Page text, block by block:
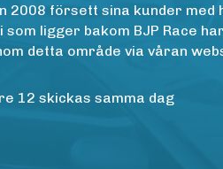
2008 försett sina kunder
som ligger bakom BJP Race
detta område via våran
12 skickas samma dag